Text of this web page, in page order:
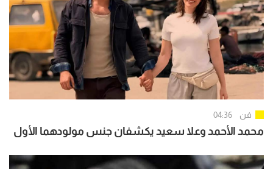
فن 04:36
محمد الأحمد وعلا سعيد يكشفان جنس مولودهما الأول